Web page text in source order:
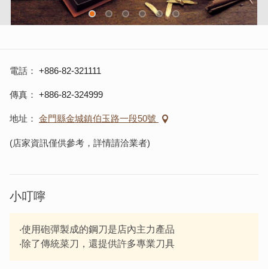
電話 +886-82-321111
傳真 +886-82-324999
地址 金門縣金城鎮伯玉路一段50號
(店家資訊僅供參考，詳情請洽業者)
小叮嚀
‧使用砲彈製成的鋼刀是店內主力產品
‧除了傳統菜刀，還提供許多專業刀具